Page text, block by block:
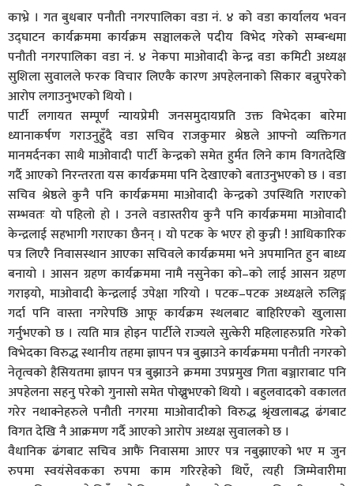
काभ्रे । गत बुधबार पनौती नगरपालिका वडा नं. ४ को वडा कार्यालय भवन
उद्घाटन कार्यक्रममा कार्यक्रम सञ्चालकले पदीय विभेद गरेको सम्बन्धमा
पनौती नगरपालिका वडा नं. ४ नेकपा माओवादी केन्द्र वडा कमिटी अध्यक्ष
सुशिला सुवालले फरक विचार लिएकै कारण अपहेलनाको सिकार बन्नुपरेको
आरोप लगाउनुभएको थियो ।
पार्टी लगायत सम्पूर्ण न्यायप्रेमी जनसमुदायप्रति उक्त विभेदका बारेमा
ध्यानाकर्षण गराउनुहुँदै वडा सचिव राजकुमार श्रेष्ठले आफ्नो व्यक्तिगत
मानमर्दनका साथै माओवादी पार्टी केन्द्रको समेत हुर्मत लिने काम विगतदेखि
गर्दै आएको निरन्तरता यस कार्यक्रममा पनि देखाएको बताउनुभएको छ । वडा
सचिव श्रेष्ठले कुनै पनि कार्यक्रममा माओवादी केन्द्रको उपस्थिति गराएको
सम्भवतः यो पहिलो हो । उनले वडास्तरीय कुनै पनि कार्यक्रममा माओवादी
केन्द्रलाई सहभागी गराएका छैनन् । यो पटक के भएर हो कुन्नी ! आधिकारिक
पत्र लिएरै निवासस्थान आएका सचिवले कार्यक्रममा भने अपमानित हुन बाध्य
बनायो । आसन ग्रहण कार्यक्रममा नामै नसुनेका को–को लाई आसन ग्रहण
गराइयो, माओवादी केन्द्रलाई उपेक्षा गरियो । पटक–पटक अध्यक्षले रुलिङ्ग
गर्दा पनि वास्ता नगरेपछि आफू कार्यक्रम स्थलबाट बाहिरिएको खुलासा
गर्नुभएको छ । त्यति मात्र होइन पार्टीले राज्यले सुत्केरी महिलाहरुप्रति गरेको
विभेदका विरुद्ध स्थानीय तहमा ज्ञापन पत्र बुझाउने कार्यक्रममा पनौती नगरको
नेतृत्वको हैसियतमा ज्ञापन पत्र बुझाउने क्रममा उपप्रमुख गिता बञ्जाराबाट पनि
अपहेलना सहनु परेको गुनासो समेत पोख्नुभएको थियो । बहुलवादको वकालत
गरेर नथाक्नेहरुले पनौती नगरमा माओवादीको विरुद्ध श्रृंखलाबद्ध ढंगबाट
विगत देखि नै आक्रमण गर्दै आएको आरोप अध्यक्ष सुवालको छ ।
वैधानिक ढंगबाट सचिव आफैं निवासमा आएर पत्र नबुझाएको भए म जुन
रुपमा स्वयंसेवकका रुपमा काम गरिरहेको थिएँ, त्यही जिम्मेवारीमा